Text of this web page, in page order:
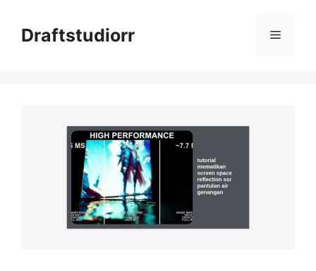
contentDraftstudiorr Menu